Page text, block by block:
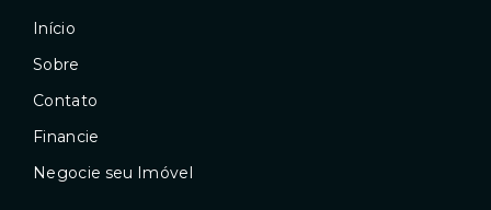
Início
Sobre
Contato
Financie
Negocie seu Imóvel